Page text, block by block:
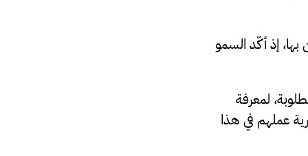
إذ أكّد السمو
لمعرفة
عملهم في هذا